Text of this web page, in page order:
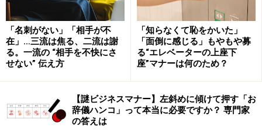
住んでいる場所によっては、宴会の途中で切り上げない
と帰りの電車に間に合わない人も出てきますので、会社
の近くで探すのが一番「公平」かもしれませんね。
・日頃利用していて使えそうなお店を覚えておく
・先輩や同僚に聞いてみる
「名刺がない」「相手が不
在」…三流は焦る、二流は謝
る。一流の “相手を不快にさ
せない” 伝え方
「知らなくて恥をかいた」
「面倒に感じる」もやもや募
る“エレベーターの上座下
座”マナーは何のため？
【謎ビジネスマナー】左斜めに傾けて押す「お
辞儀ハンコ」って本当に必要ですか？ 専門家
の答えは